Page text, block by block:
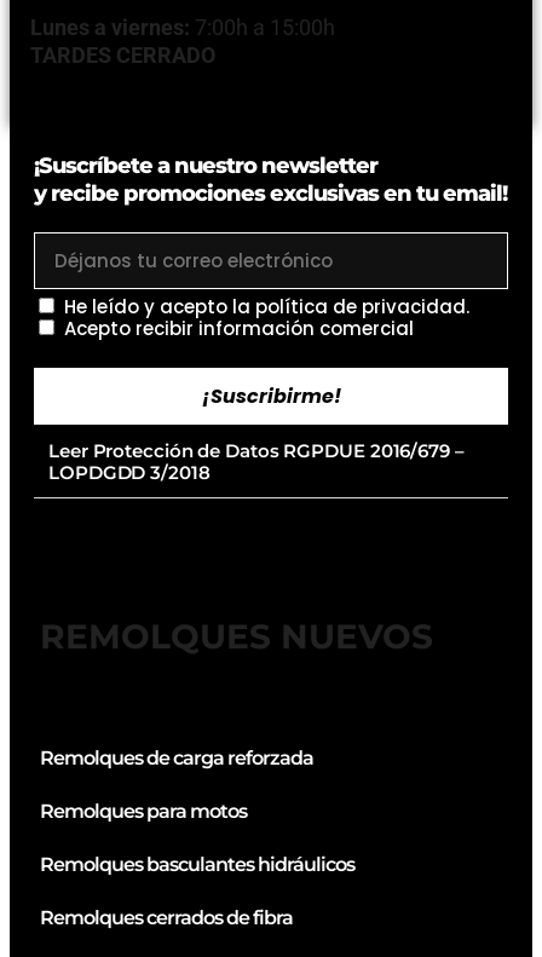
Lunes a viernes: 7:00h a 15:00h
TARDES CERRADO
¡Suscríbete a nuestro newsletter
y recibe promociones exclusivas en tu email!
He leído y acepto la política de privacidad.
Acepto recibir información comercial
¡Suscribirme!
Leer Protección de Datos RGPDUE 2016/679 –
LOPDGDD 3/2018
REMOLQUES NUEVOS
Remolques de carga reforzada
Remolques para motos
Remolques basculantes hidráulicos
Remolques cerrados de fibra